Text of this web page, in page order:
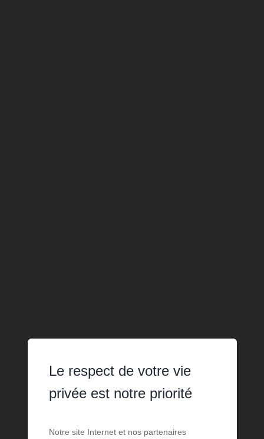
Le respect de votre vie
privée est notre priorité
Notre site Internet et nos partenaires